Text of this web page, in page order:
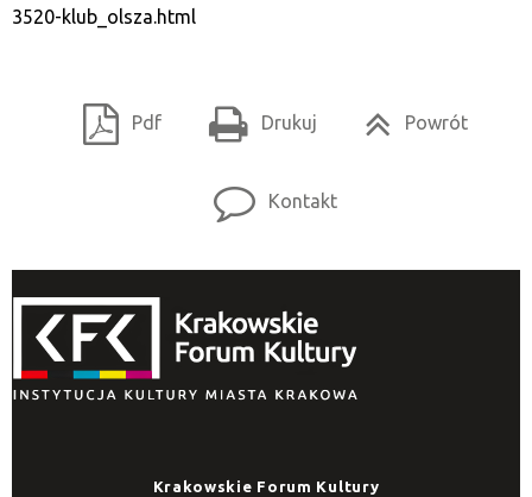
3520-klub_olsza.html
Pdf Drukuj Powrót
Kontakt
Krakowskie Forum Kultury